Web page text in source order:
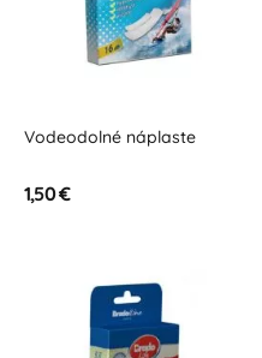
Vodeodolné náplaste
1,50 €